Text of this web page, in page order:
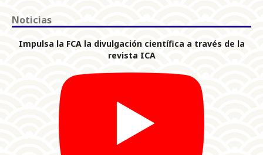
Noticias
Impulsa la FCA la divulgación científica a través de la
revista ICA